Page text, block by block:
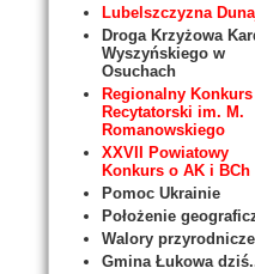
Lubelszczyzna
Droga Krzyżowa
Wyszyńskiego w
Osuchach
Regionalny Konkurs
Recytatorski im. M.
Romanowskiego
XXVII Powiatowy
Konkurs o AK i BCh
Pomoc Ukrainie
Położenie
Walory przyrodnicze
Gmina Łukowa